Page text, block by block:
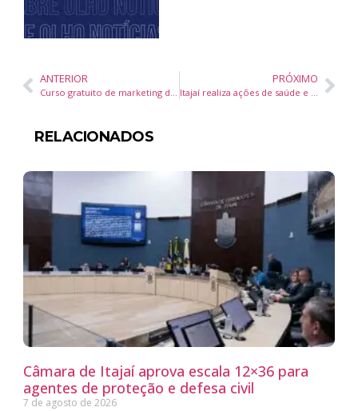
ANTERIOR
Curso gratuito de marketing digital capacita jovens em Itapema para o mercado online
PRÓXIMO
Itajaí realiza ações de saúde e bem-estar para servidores municipais até dezembro
RELACIONADOS
Câmara de Itajaí aprova escala 12×36 para
agentes de proteção e defesa civil
7 de agosto de 2026